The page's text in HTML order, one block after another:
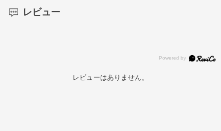
レビュー
レビューはありません。